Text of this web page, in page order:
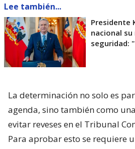
Lee también...
Presidente
nacional
seguridad:
La determinación no solo es
agenda, sino también como
evitar reveses en el Tribunal
Para aprobar esto se requiere